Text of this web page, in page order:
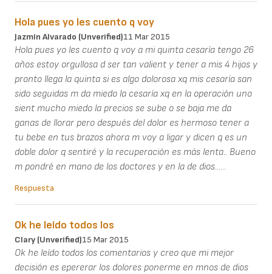
Hola pues yo les cuento q voy
Jazmín Alvarado (unverified)11 Mar 2015
Hola pues yo les cuento q voy a mi quinta cesaría tengo 26
años estoy orgullosa d ser tan valient y tener a mis 4 hijos y
pronto llega la quinta si es algo dolorosa xq mis cesaría san
sido seguidas m da miedo la cesaría xq en la operación uno
sient mucho miedo la precios se sube o se baja me da
ganas de llorar pero después del dolor es hermoso tener a
tu bebe en tus brazos ahora m voy a ligar y dicen q es un
doble dolor q sentiré y la recuperación es más lenta.. Bueno
m pondré en mano de los doctores y en la de dios......
Respuesta
Ok he leído todos los
Clary (unverified)15 Mar 2015
Ok he leído todos los comentarios y creo que mi mejor
decisión es epererar los dolores ponerme en mnos de dios